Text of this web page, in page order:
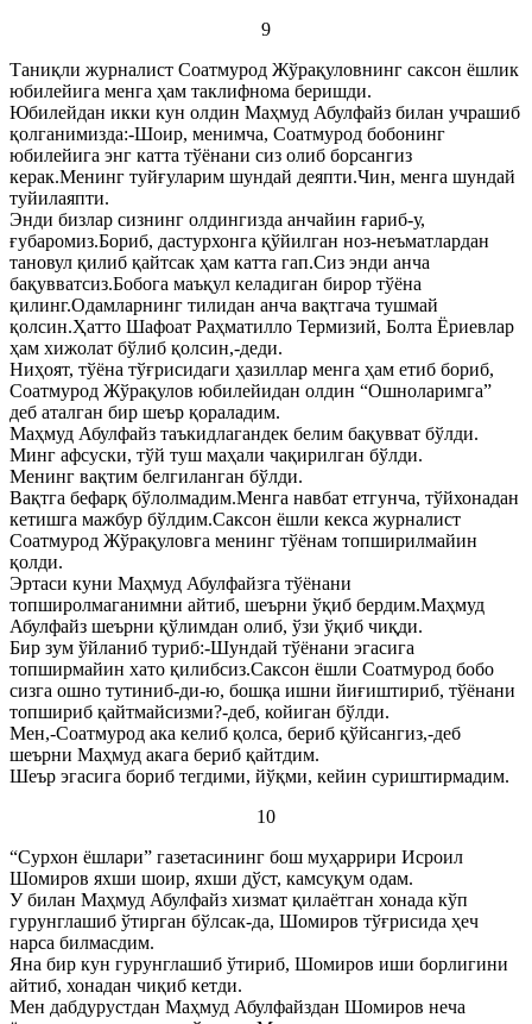
9
Таниқли журналист Соатмурод Жўрақуловнинг саксон ёшлик
юбилейига менга ҳам таклифнома беришди.
Юбилейдан икки кун олдин Маҳмуд Абулфайз билан учрашиб
қолганимизда:-Шоир, менимча, Соатмурод бобонинг
юбилейига энг катта тўёнани сиз олиб борсангиз
керак.Менинг туйғуларим шундай деяпти.Чин, менга шундай
туйилаяпти.
Энди бизлар сизнинг олдингизда анчайин ғариб-у,
ғубаромиз.Бориб, дастурхонга қўйилган ноз-неъматлардан
тановул қилиб қайтсак ҳам катта гап.Сиз энди анча
бақувватсиз.Бобога маъқул келадиган бирор тўёна
қилинг.Одамларнинг тилидан анча вақтгача тушмай
қолсин.Ҳатто Шафоат Раҳматилло Термизий, Болта Ёриевлар
ҳам хижолат бўлиб қолсин,-деди.
Ниҳоят, тўёна тўғрисидаги ҳазиллар менга ҳам етиб бориб,
Соатмурод Жўрақулов юбилейидан олдин “Ошноларимга”
деб аталган бир шеър қораладим.
Маҳмуд Абулфайз таъкидлагандек белим бақувват бўлди.
Минг афсуски, тўй туш маҳали чақирилган бўлди.
Менинг вақтим белгиланган бўлди.
Вақтга бефарқ бўлолмадим.Менга навбат етгунча, тўйхонадан
кетишга мажбур бўлдим.Саксон ёшли кекса журналист
Соатмурод Жўрақуловга менинг тўёнам топширилмайин
қолди.
Эртаси куни Маҳмуд Абулфайзга тўёнани
топширолмаганимни айтиб, шеърни ўқиб бердим.Маҳмуд
Абулфайз шеърни қўлимдан олиб, ўзи ўқиб чиқди.
Бир зум ўйланиб туриб:-Шундай тўёнани эгасига
топширмайин хато қилибсиз.Саксон ёшли Соатмурод бобо
сизга ошно тутиниб-ди-ю, бошқа ишни йиғиштириб, тўёнани
топшириб қайтмайсизми?-деб, койиган бўлди.
Мен,-Соатмурод ака келиб қолса, бериб қўйсангиз,-деб
шеърни Маҳмуд акага бериб қайтдим.
Шеър эгасига бориб тегдими, йўқми, кейин суриштирмадим.
10
“Сурхон ёшлари” газетасининг бош муҳаррири Исроил
Шомиров яхши шоир, яхши дўст, камсуқум одам.
У билан Маҳмуд Абулфайз хизмат қилаётган хонада кўп
гурунглашиб ўтирган бўлсак-да, Шомиров тўғрисида ҳеч
нарса билмасдим.
Яна бир кун гурунглашиб ўтириб, Шомиров иши борлигини
айтиб, хонадан чиқиб кетди.
Мен дабдурустдан Маҳмуд Абулфайздан Шомиров неча